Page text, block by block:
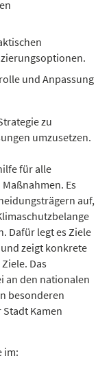
und Anpassung
zu
umzusetzen.
für alle
Es
auf,
Dafür legt es Ziele
zeigt konkrete
Das
an den nationalen
besonderen
Kamen
im: